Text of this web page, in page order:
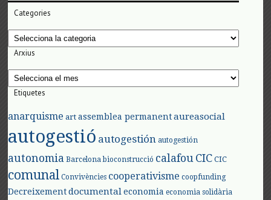
Categories
Categories
Arxius
Arxius
Etiquetes
anarquisme art assemblea permanent aureasocial
autogestió autogestión autogestión
autonomia Barcelona bioconstrucció calafouCIC CIC
comunal Convivències cooperativisme coopfunding
Decreixement documental economia economia solidària